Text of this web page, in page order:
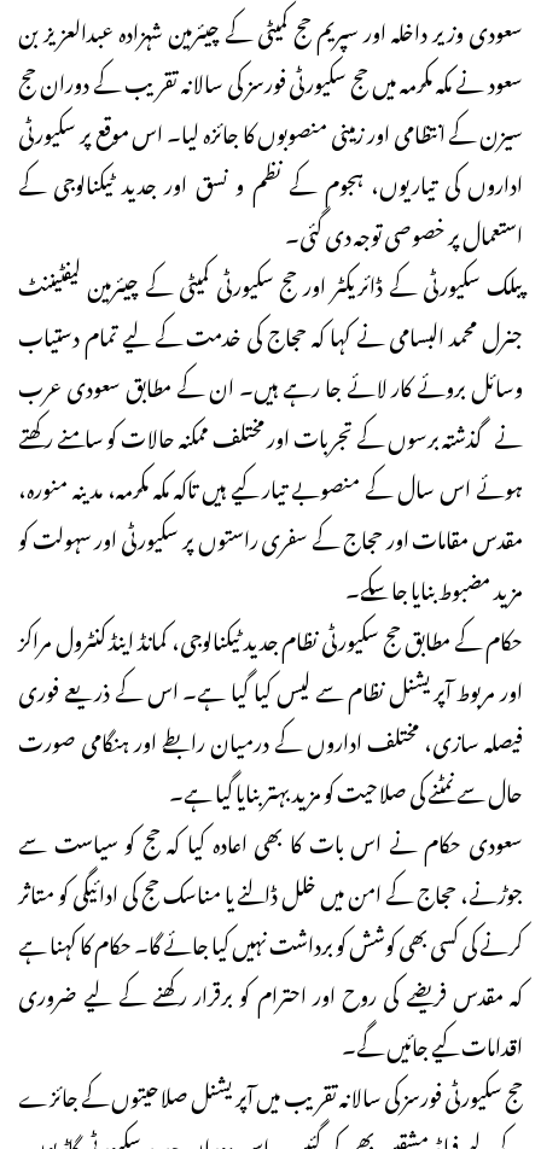
سعودی وزیر داخلہ اور سپریم حج کمیٹی کے چیئرمین شہزادہ عبدالعزیز بن
سعود نے مکہ مکرمہ میں حج سکیورٹی فورسز کی سالانہ تقریب کے دوران حج
سیزن کے انتظامی اور زمینی منصوبوں کا جائزہ لیا۔ اس موقع پر سکیورٹی
اداروں کی تیاریوں، ہجوم کے نظم و نسق اور جدید ٹیکنالوجی کے
استعمال پر خصوصی توجہ دی گئی۔
پبلک سکیورٹی کے ڈائریکٹر اور حج سکیورٹی کمیٹی کے چیئرمین لیفٹیننٹ
جنرل محمد البسامی نے کہا کہ حجاج کی خدمت کے لیے تمام دستیاب
وسائل بروئے کار لائے جا رہے ہیں۔ ان کے مطابق سعودی عرب
نے گذشتہ برسوں کے تجربات اور مختلف ممکنہ حالات کو سامنے رکھتے
ہوئے اس سال کے منصوبے تیار کیے ہیں تاکہ مکہ مکرمہ، مدینہ منورہ،
مقدس مقامات اور حجاج کے سفری راستوں پر سکیورٹی اور سہولت کو
مزید مضبوط بنایا جا سکے۔
حکام کے مطابق حج سکیورٹی نظام جدید ٹیکنالوجی، کمانڈ اینڈ کنٹرول مراکز
اور مربوط آپریشنل نظام سے لیس کیا گیا ہے۔ اس کے ذریعے فوری
فیصلہ سازی، مختلف اداروں کے درمیان رابطے اور ہنگامی صورت
حال سے نمٹنے کی صلاحیت کو مزید بہتر بنایا گیا ہے۔
سعودی حکام نے اس بات کا بھی اعادہ کیا کہ حج کو سیاست سے
جوڑنے، حجاج کے امن میں خلل ڈالنے یا مناسک حج کی ادائیگی کو متاثر
کرنے کی کسی بھی کوشش کو برداشت نہیں کیا جائے گا۔ حکام کا کہنا ہے
کہ مقدس فریضے کی روح اور احترام کو برقرار رکھنے کے لیے ضروری
اقدامات کیے جائیں گے۔
حج سکیورٹی فورسز کی سالانہ تقریب میں آپریشنل صلاحیتوں کے جائزے